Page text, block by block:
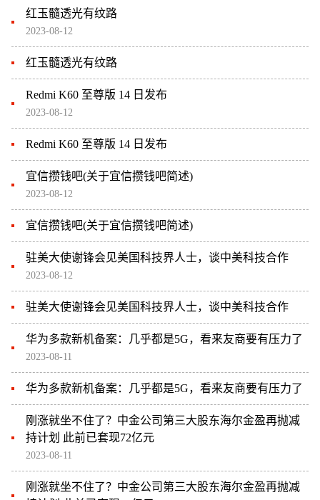
红玉髓透光有纹路
2023-08-12
红玉髓透光有纹路
Redmi K60 至尊版 14 日发布
2023-08-12
Redmi K60 至尊版 14 日发布
宜信攒钱吧(关于宜信攒钱吧简述)
2023-08-12
宜信攒钱吧(关于宜信攒钱吧简述)
驻美大使谢锋会见美国科技界人士，谈中美科技合作
2023-08-12
驻美大使谢锋会见美国科技界人士，谈中美科技合作
华为多款新机备案：几乎都是5G，看来友商要有压力了
2023-08-11
华为多款新机备案：几乎都是5G，看来友商要有压力了
刚涨就坐不住了？中金公司第三大股东海尔金盈再抛减
持计划 此前已套现72亿元
2023-08-11
刚涨就坐不住了？中金公司第三大股东海尔金盈再抛减